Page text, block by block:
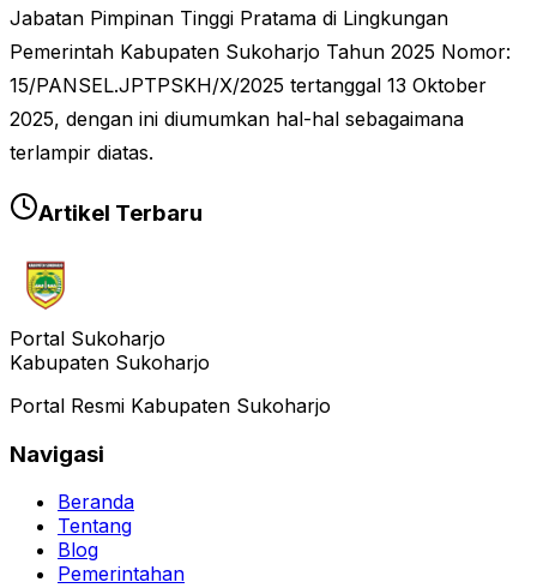
Jabatan Pimpinan Tinggi Pratama di Lingkungan
Pemerintah Kabupaten Sukoharjo Tahun 2025 Nomor:
15/PANSEL.JPTPSKH/X/2025 tertanggal 13 Oktober
2025, dengan ini diumumkan hal-hal sebagaimana
terlampir diatas.
Artikel Terbaru
Portal Sukoharjo
Kabupaten Sukoharjo
Portal Resmi Kabupaten Sukoharjo
Navigasi
Beranda
Tentang
Blog
Pemerintahan